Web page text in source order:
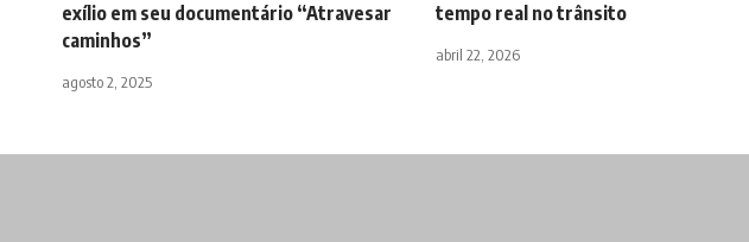
exílio em seu documentário “Atravesar
caminhos”
agosto 2, 2025
tempo real no trânsito
abril 22, 2026